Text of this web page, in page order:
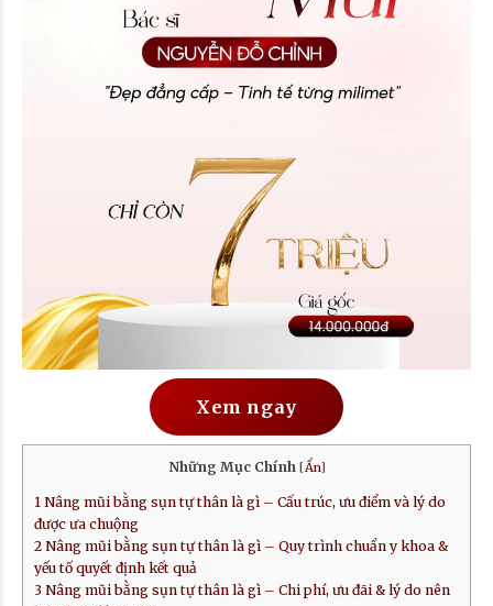
Xem ngay
Những Mục Chính [Ẩn]
1 Nâng mũi bằng sụn tự thân là gì – Cấu trúc, ưu điểm và lý do
được ưa chuộng
2 Nâng mũi bằng sụn tự thân là gì – Quy trình chuẩn y khoa &
yếu tố quyết định kết quả
3 Nâng mũi bằng sụn tự thân là gì – Chi phí, ưu đãi & lý do nên